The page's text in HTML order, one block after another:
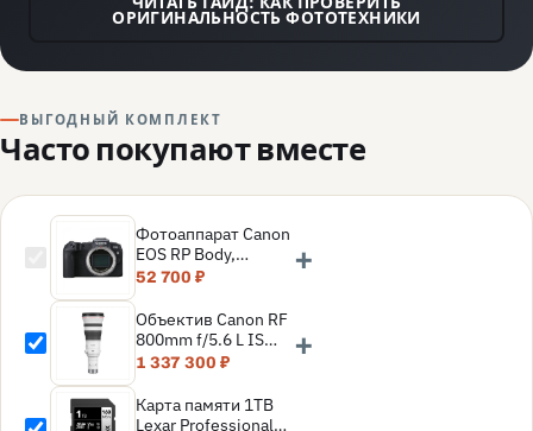
ОРИГИНАЛЬНОСТЬ ФОТОТЕХНИКИ
ВЫГОДНЫЙ КОМПЛЕКТ
Часто покупают вместе
Фотоаппарат Canon
EOS RP Body,
черный
52 700 ₽
+
Объектив Canon RF
800mm f/5.6 L IS
USM Lens
1 337 300 ₽
+
Карта памяти 1TB
Lexar Professional